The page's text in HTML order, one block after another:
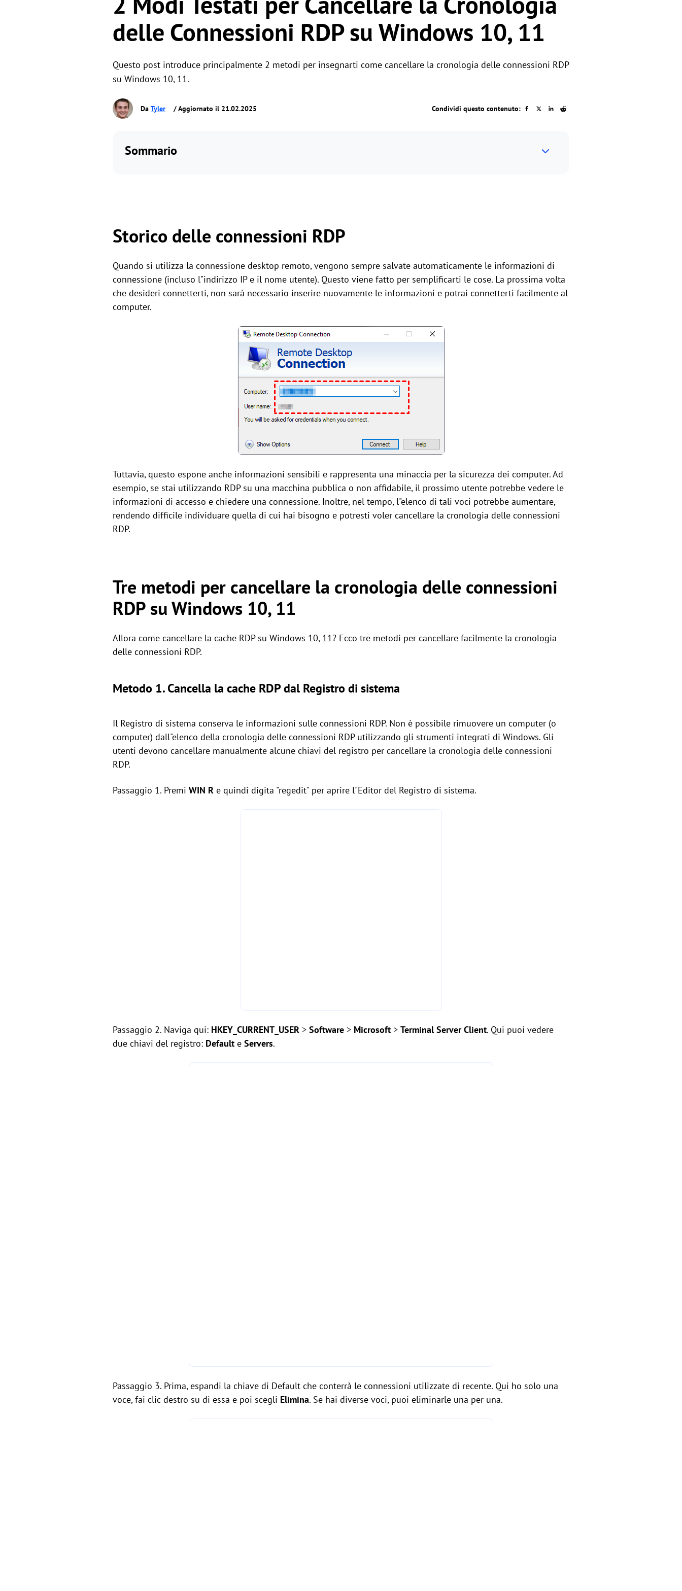
delle Connessioni RDP su Windows 10, 11
Questo post introduce principalmente 2 metodi per insegnarti come cancellare la cronologia delle connessioni RDP
su Windows 10, 11.
Da Tyler / Aggiornato il 21.02.2025 Condividi questo contenuto:
Sommario
Storico delle connessioni RDP
Quando si utilizza la connessione desktop remoto, vengono sempre salvate automaticamente le informazioni di
connessione (incluso l"indirizzo IP e il nome utente). Questo viene fatto per semplificarti le cose. La prossima volta
che desideri connetterti, non sarà necessario inserire nuovamente le informazioni e potrai connetterti facilmente al
computer.
Tuttavia, questo espone anche informazioni sensibili e rappresenta una minaccia per la sicurezza dei computer. Ad
esempio, se stai utilizzando RDP su una macchina pubblica o non affidabile, il prossimo utente potrebbe vedere le
informazioni di accesso e chiedere una connessione. Inoltre, nel tempo, l"elenco di tali voci potrebbe aumentare,
rendendo difficile individuare quella di cui hai bisogno e potresti voler cancellare la cronologia delle connessioni
RDP.
Tre metodi per cancellare la cronologia delle connessioni
RDP su Windows 10, 11
Allora come cancellare la cache RDP su Windows 10, 11? Ecco tre metodi per cancellare facilmente la cronologia
delle connessioni RDP.
Metodo 1. Cancella la cache RDP dal Registro di sistema
Il Registro di sistema conserva le informazioni sulle connessioni RDP. Non è possibile rimuovere un computer (o
computer) dall"elenco della cronologia delle connessioni RDP utilizzando gli strumenti integrati di Windows. Gli
utenti devono cancellare manualmente alcune chiavi del registro per cancellare la cronologia delle connessioni
RDP.
Passaggio 1. Premi WIN R e quindi digita "regedit" per aprire l"Editor del Registro di sistema.
Passaggio 2. Naviga qui: HKEY_CURRENT_USER > Software > Microsoft > Terminal Server Client. Qui puoi vedere
due chiavi del registro: Default e Servers.
Passaggio 3. Prima, espandi la chiave di Default che conterrà le connessioni utilizzate di recente. Qui ho solo una
voce, fai clic destro su di essa e poi scegli Elimina. Se hai diverse voci, puoi eliminarle una per una.